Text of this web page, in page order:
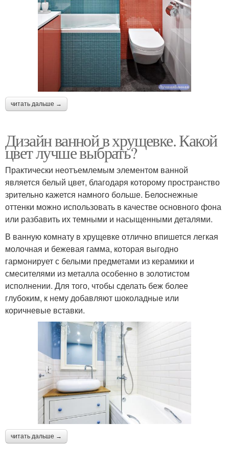
читать дальше →
Дизайн ванной в хрущевке. Какой
цвет лучше выбрать?
Практически неотъемлемым элементом ванной
является белый цвет, благодаря которому пространство
зрительно кажется намного больше. Белоснежные
оттенки можно использовать в качестве основного фона
или разбавить их темными и насыщенными деталями.
В ванную комнату в хрущевке отлично впишется легкая
молочная и бежевая гамма, которая выгодно
гармонирует с белыми предметами из керамики и
смесителями из металла особенно в золотистом
исполнении. Для того, чтобы сделать беж более
глубоким, к нему добавляют шоколадные или
коричневые вставки.
читать дальше →